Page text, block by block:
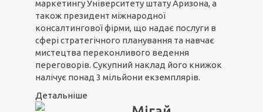
маркетингу Університету штату Аризона, а
також президент міжнародної
консалтингової фірми, що надає послуги в
сфері стратегічного планування та навчає
мистецтва переконливого ведення
переговорів. Сукупний наклад його книжок
налічує понад 3 мільйони екземплярів.
Детальніше